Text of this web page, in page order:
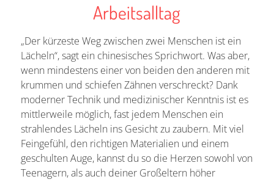
Arbeitsalltag
„Der kürzeste Weg zwischen zwei Menschen ist ein
Lächeln“, sagt ein chinesisches Sprichwort. Was aber,
wenn mindestens einer von beiden den anderen mit
krummen und schiefen Zähnen verschreckt? Dank
moderner Technik und medizinischer Kenntnis ist es
mittlerweile möglich, fast jedem Menschen ein
strahlendes Lächeln ins Gesicht zu zaubern. Mit viel
Feingefühl, den richtigen Materialien und einem
geschulten Auge, kannst du so die Herzen sowohl von
Teenagern, als auch deiner Großeltern höher